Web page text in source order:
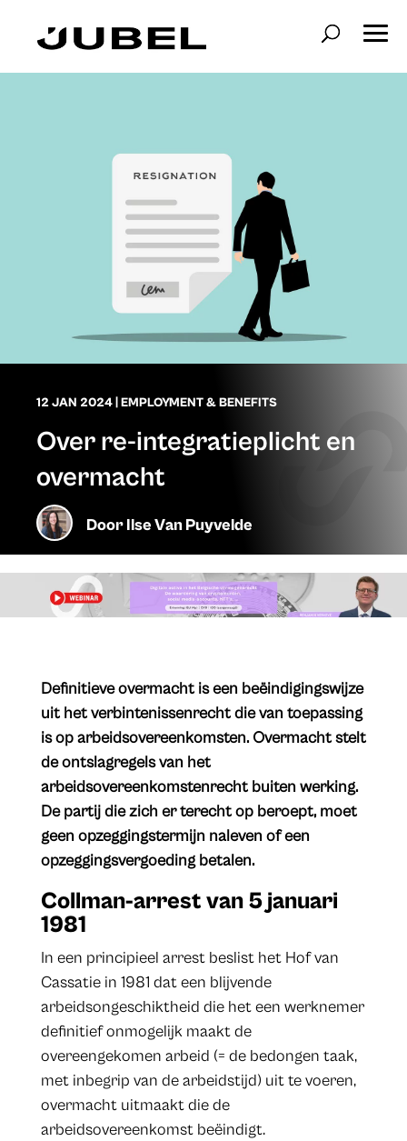
12 JAN 2024 EMPLOYMENT & BENEFITS
Over re-integratieplicht en
overmacht
DoorIlse Van Puyvelde
Definitieve overmacht is een beëindigingswijze
uit het verbintenissenrecht die van toepassing
is op arbeidsovereenkomsten. Overmacht stelt
de ontslagregels van het
arbeidsovereenkomstenrecht buiten werking.
De partij die zich er terecht op beroept, moet
geen opzeggingstermijn naleven of een
opzeggingsvergoeding betalen.
Collman-arrest van 5 januari
1981
In een principieel arrest beslist het Hof van
Cassatie in 1981 dat een blijvende
arbeidsongeschiktheid die het een werknemer
definitief onmogelijk maakt de
overeengekomen arbeid (= de bedongen taak,
met inbegrip van de arbeidstijd) uit te voeren,
overmacht uitmaakt die de
arbeidsovereenkomst beëindigt.